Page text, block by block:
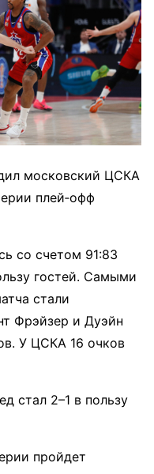
московский ЦСКА
плей‑офф
со счетом 91:83
гостей. Самыми
стали
Фрэйзер и Дуэйн
У ЦСКА 16 очков
стал 2–1 в пользу
пройдет